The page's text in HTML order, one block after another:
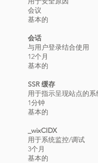
会议
基本的
会话
与用户登录结合使用
12个月
基本的
SSR 缓存
用于指示呈现站点的系
1分钟
基本的
_wixCIDX
用于系统监控/调试
3个月
基本的